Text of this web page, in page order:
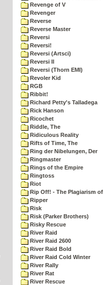
Revenge of V
Revenger
Reverse
Reverse Master
Reversi
Reversi!
Reversi (Artsci)
Reversi II
Reversi (Thorn EMI)
Revoler Kid
RGB
Ribbit!
Richard Petty's Talladega
Rick Hanson
Ricochet
Riddle, The
Ridiculous Reality
Rifts of Time, The
Ring der Nibelungen, Der
Ringmaster
Rings of the Empire
Ringtoss
Riot
Rip Off! - The Plagiarism of
Ripper
Risk
Risk (Parker Brothers)
Risky Rescue
River Raid
River Raid 2600
River Raid Bold
River Raid Cold Winter
River Rally
River Rat
River Rescue